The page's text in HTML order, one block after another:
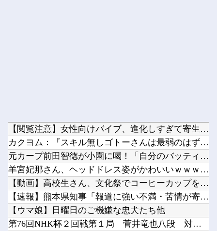
【閲覧注意】女性向けバイブ、進化しすぎて寄生獣みたいになって...
カクヨム：『スキル無しゴトーさんは最弱のはずです！～勇者召喚...
元カープ前田智徳が小園に喝！「自分のバッティングが確立できて...
羊宮妃那さん、ヘッドドレス姿がかわいいｗｗｗｗ他
【動画】高校生さん、文化祭でコーヒーカップを作って大盛りあが...
【速報】熊本県知事「報道に強い不満・苦情が寄せられている」→...
【ウマ娘】日曜日のご機嫌な忠犬たち他
第76回NHK杯２回戦第１局 菅井竜也八段 対 大橋貴洸七段...